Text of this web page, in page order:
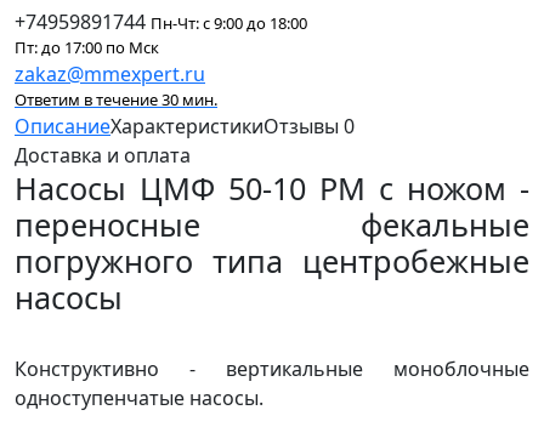
+74959891744 Пн-Чт: с 9:00 до 18:00
Пт: до 17:00 по Мск
zakaz@mmexpert.ru
Ответим в течение 30 мин.
ОписаниеХарактеристикиОтзывы 0
Доставка и оплата
Насосы ЦМФ 50-10 РМ с ножом -
переносные фекальные
погружного типа центробежные
насосы
Конструктивно - вертикальные моноблочные
одноступенчатые насосы.